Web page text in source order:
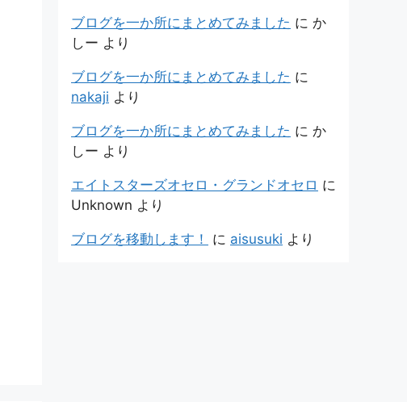
ブログを一か所にまとめてみました に か
しー より
ブログを一か所にまとめてみました に
nakaji より
ブログを一か所にまとめてみました に か
しー より
エイトスターズオセロ・グランドオセロ に
Unknown より
ブログを移動します！ に aisusuki より